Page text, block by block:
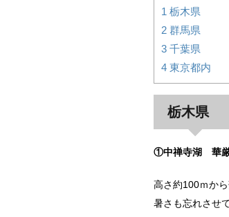
1 栃木県
2 群馬県
3 千葉県
4 東京都内
栃木県
①中禅寺湖 華
高さ約100ｍか
暑さも忘れさせ